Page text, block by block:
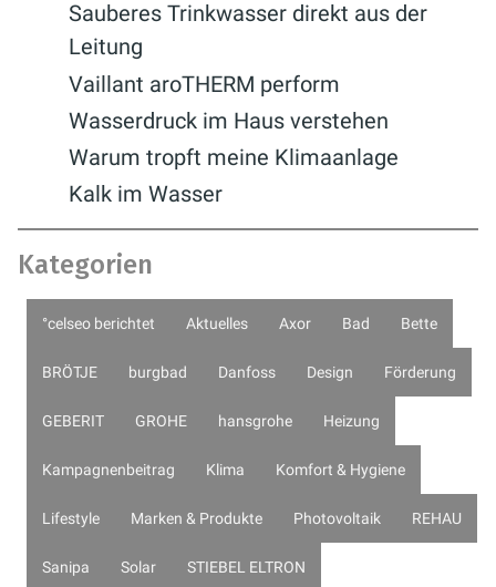
Sauberes Trinkwasser direkt aus der
Leitung
Vaillant aroTHERM perform
Wasserdruck im Haus verstehen
Warum tropft meine Klimaanlage
Kalk im Wasser
Kategorien
°celseo berichtet Aktuelles Axor Bad Bette
BRÖTJE burgbad Danfoss Design Förderung
GEBERIT GROHE hansgrohe Heizung
Kampagnenbeitrag Klima Komfort & Hygiene
Lifestyle Marken & Produkte Photovoltaik REHAU
Sanipa Solar STIEBEL ELTRON